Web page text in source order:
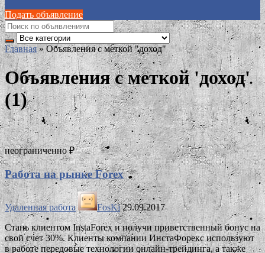
Подать объявление
Главная » Объявления с меткой "доход"
Объявления с меткой 'доход'
(1)
неограниченно ₽
Работа на рынке Forex
Удаленная работа FosKi 29.09.2017
Стань клиентом InstaForex и получи приветственный бонус на
свой счет 30%. Клиенты компании ИнстаФорекс используют
в работе передовые технологии онлайн-трейдинга, а также